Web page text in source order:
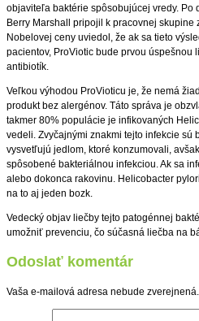
objaviteľa baktérie spôsobujúcej vredy. Po
Berry Marshall pripojil k pracovnej skupine
Nobelovej ceny uviedol, že ak sa tieto
pacientov, ProViotic bude prvou úspešnou
antibiotík.
Veľkou výhodou ProVioticu je, že nemá
produkt bez alergénov. Táto správa je
takmer 80% populácie je infikovaných
vedeli. Zvyčajnými znakmi tejto infekcie sú
vysvetľujú jedlom, ktoré konzumovali,
spôsobené bakteriálnou infekciou. Ak sa
alebo dokonca rakovinu. Helicobacter
na to aj jeden bozk.
Vedecký objav liečby tejto patogénnej
umožniť prevenciu, čo súčasná liečba na
Odoslať komentár
Vaša e-mailová adresa nebude zverejnená.